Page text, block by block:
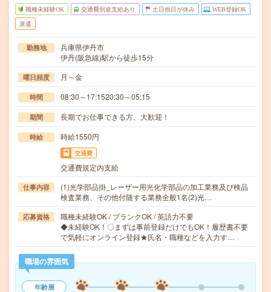
職種未経験OK 交通費別途支給あり 土日祝日が休み WEB登録OK
派遣
勤務地
兵庫県伊丹市
伊丹(阪急線)駅から徒歩15分
曜日頻度 月～金
時間 08:30～17:1520:30～05:15
期間 長期でお仕事できる方、大歓迎！
時給 時給1550円
交通費
交通費規定内支給
仕事内容
(1)光学部品掛_レーザー用光化学部品の加工業務及び検品
検査業務、その他付随する業務全般1名(2)光…
応募資格
職種未経験OK / ブランクOK / 英語力不要
◆未経験OK！〇まずは事前登録だけでもOK！履歴書不要
で気軽にオンライン登録★氏名・職種などを入力す…
職場の雰囲気
年齢層